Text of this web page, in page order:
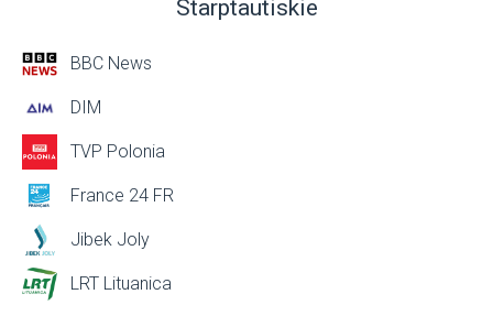
Starptautiskie
BBC News
DIM
TVP Polonia
France 24 FR
Jibek Joly
LRT Lituanica